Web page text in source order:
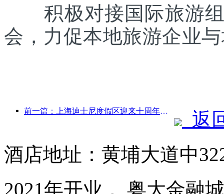
积极对接国际旅游组
会，力促本地旅游企业
前一篇：上海迪士尼度假区迎来十周年，累计接待游客超1亿人次
返
酒店地址：黄埔大道中
2021年开业， 粤大金